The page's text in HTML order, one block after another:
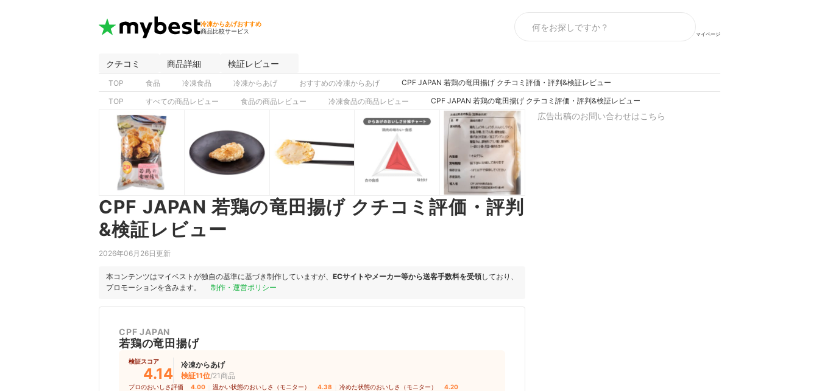
冷凍からあげおすすめ
商品比較サービス
マイページ
クチコミ 商品詳細 検証レビュー
TOP 食品 冷凍食品 冷凍からあげ おすすめの冷凍からあげ CPF JAPAN 若鶏の竜田揚げ クチコミ評価・評判&検証レビュー
TOP すべての商品レビュー 食品の商品レビュー 冷凍食品の商品レビュー CPF JAPAN 若鶏の竜田揚げ クチコミ評価・評判&検証レビュー
CPF JAPAN 若鶏の竜田揚げ クチコミ評価・評判
&検証レビュー
2026年06月26日更新
本コンテンツはマイベストが独自の基準に基づき制作していますが、 ECサイトやメーカー等から送客手数料を受領しており、
プロモーションを含みます。
制作・運営ポリシー
CPF JAPAN
若鶏の竜田揚げ
検証スコア
4.14
冷凍からあげ
検証11位/21商品
プロのおいしさ評価 4.00 温かい状態のおいしさ（モニター） 4.38 冷めた状態のおいしさ（モニター） 4.20
広告出稿のお問い合わせはこちら